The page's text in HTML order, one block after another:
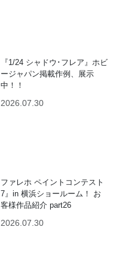
『1/24 シャドウ･フレア』ホビ
ージャパン掲載作例、展示
中！！
2026.07.30
ファレホ ペイントコンテスト
7』in 横浜ショールーム！ お
客様作品紹介 part26
2026.07.30